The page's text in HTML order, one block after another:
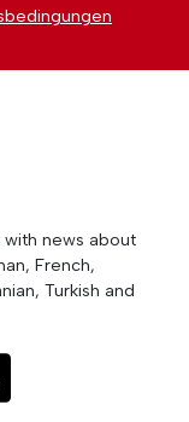
news about
French,
Turkish and